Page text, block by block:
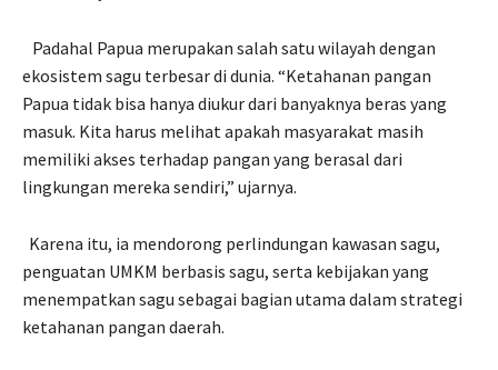
Padahal Papua merupakan salah satu wilayah dengan
ekosistem sagu terbesar di dunia. “Ketahanan pangan
Papua tidak bisa hanya diukur dari banyaknya beras yang
masuk. Kita harus melihat apakah masyarakat masih
memiliki akses terhadap pangan yang berasal dari
lingkungan mereka sendiri,” ujarnya.
Karena itu, ia mendorong perlindungan kawasan sagu,
penguatan UMKM berbasis sagu, serta kebijakan yang
menempatkan sagu sebagai bagian utama dalam strategi
ketahanan pangan daerah.